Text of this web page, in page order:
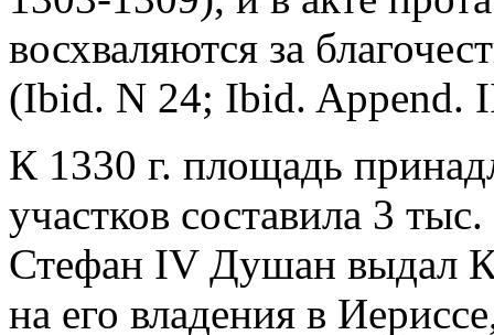
восхваляются за
(Ibid. N 24; Ibid. Append.
К 1330 г. площадь
участков составила 3
Стефан IV Душан выдал
на его владения в